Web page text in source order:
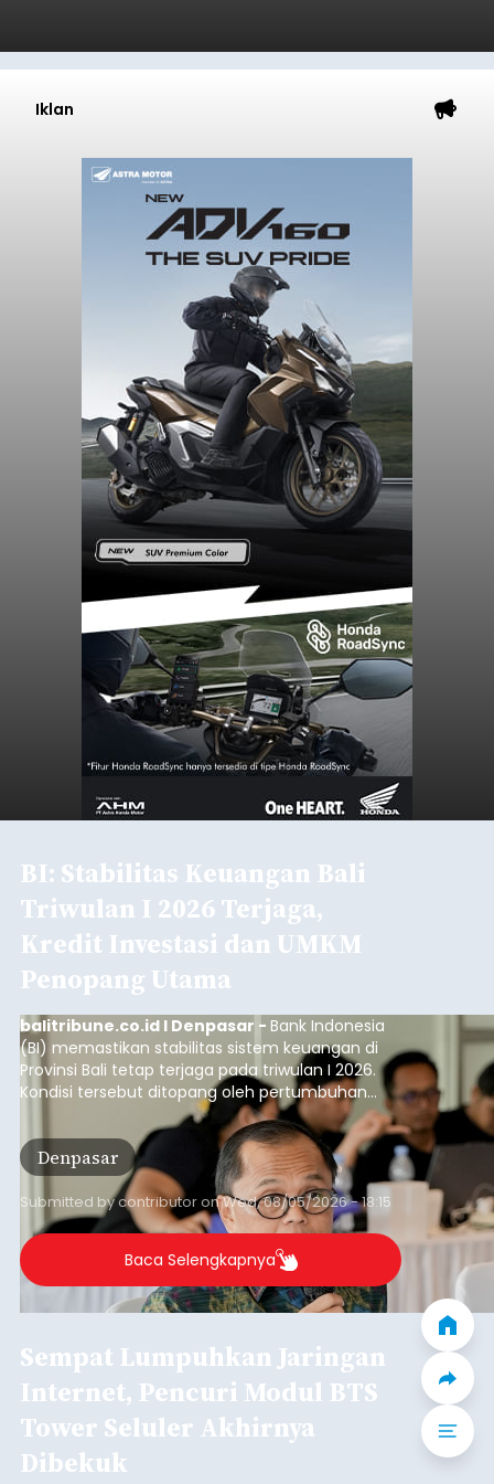
Iklan
BI: Stabilitas Keuangan Bali
Triwulan I 2026 Terjaga,
Kredit Investasi dan UMKM
Penopang Utama
balitribune.co.id I Denpasar - Bank Indonesia
(BI) memastikan stabilitas sistem keuangan di
Provinsi Bali tetap terjaga pada triwulan I 2026.
Kondisi tersebut ditopang oleh pertumbuhan
penyaluran kredit yang masih positif, terutama
pada sektor-sektor utama penggerak ekonomi
daerah, dengan risiko kredit yang tetap
terkendali.
Denpasar
Submitted bycontributoronWed, 08/05/2026 - 18:15
Baca Selengkapnya
Sempat Lumpuhkan Jaringan
Internet, Pencuri Modul BTS
Tower Seluler Akhirnya
Dibekuk